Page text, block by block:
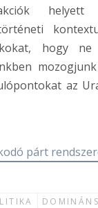
hogy ne
az
párt